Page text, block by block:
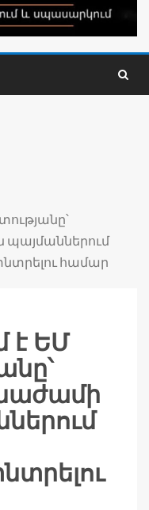
պայմաններում
համար
է ԵՄ